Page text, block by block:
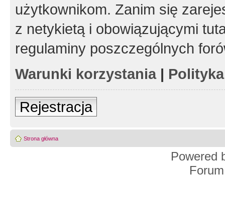
użytkownikom. Zanim się
z netykietą i obowiązującymi
regulaminy poszczególnych
Warunki korzystania|
Rejestracja
Strona główna
Powered